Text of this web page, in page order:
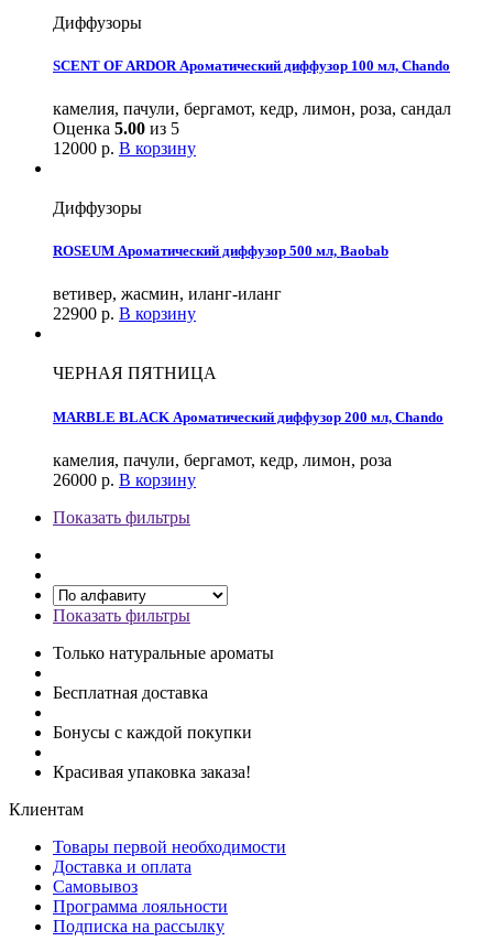
Диффузоры
SCENT OF ARDOR Ароматический диффузор 100 мл, Chando
камелия, пачули, бергамот, кедр, лимон, роза, сандал
Оценка 5.00 из 5
12000 р. В корзину
Диффузоры
ROSEUM Ароматический диффузор 500 мл, Baobab
ветивер, жасмин, иланг-иланг
22900 р. В корзину
ЧЕРНАЯ ПЯТНИЦА
MARBLE BLACK Ароматический диффузор 200 мл, Chando
камелия, пачули, бергамот, кедр, лимон, роза
26000 р. В корзину
Показать фильтры
Показать фильтры
Только натуральные ароматы
Бесплатная доставка
Бонусы с каждой покупки
Красивая упаковка заказа!
Клиентам
Товары первой необходимости
Доставка и оплата
Самовывоз
Программа лояльности
Подписка на рассылку